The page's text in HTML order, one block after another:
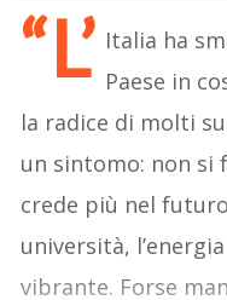
“L’ Italia ha
Paese in
la radice di molti
un sintomo: non si
crede più nel
università,
vibrante. Forse